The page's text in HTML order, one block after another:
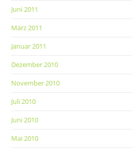
Juni 2011
März 2011
Januar 2011
Dezember 2010
November 2010
Juli 2010
Juni 2010
Mai 2010